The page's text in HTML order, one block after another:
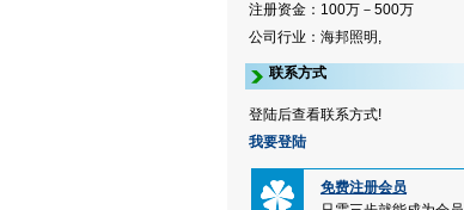
注册资金：100万－500万
公司行业：海邦照明,
联系方式
登陆后查看联系方式!
我要登陆
免费注册会员